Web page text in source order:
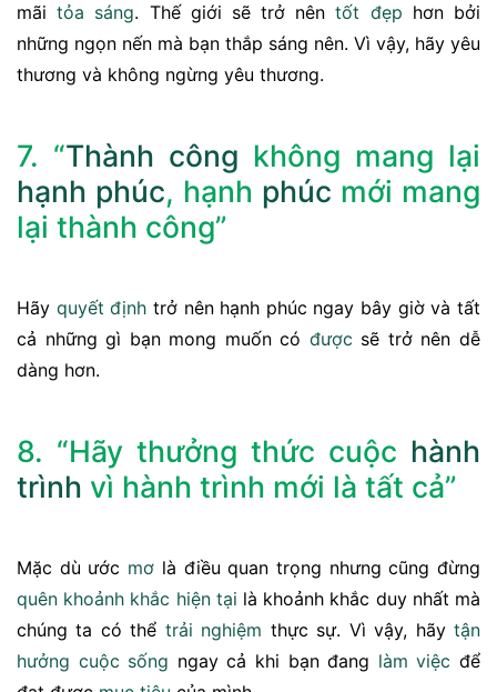
mãitỏa sáng. Thế giới sẽ trở nêntốt đẹp hơn bởi
những ngọn nến mà bạn thắp sáng nên. Vì vậy, hãy yêu
thương và không ngừng yêu thương.
7. “Thành công không mang lại
hạnh phúc, hạnh phúc mới mang
lại thành công”
Hãy quyết định trở nên hạnh phúc ngay bây giờ và tất
cả những gì bạn mong muốn có được sẽ trở nên dễ
dàng hơn.
8. “Hãy thưởng thức cuộc hành
trình vì hành trình mới là tất cả”
Mặc dù ước mơ là điều quan trọng nhưng cũng đừng
quên khoảnh khắc hiện tại là khoảnh khắc duy nhất mà
chúng ta có thể trải nghiệm thực sự. Vì vậy, hãytận
hưởng cuộc sống ngay cả khi bạn đang làm việc để